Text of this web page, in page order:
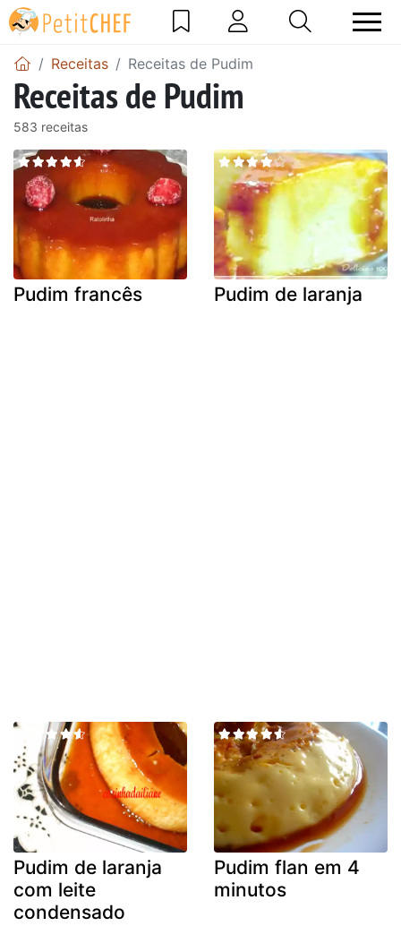
Receitas Receitas de Pudim
Receitas de Pudim
583 receitas
Pudim francês Pudim de laranja
Pudim de laranja
com leite
condensado
Pudim flan em 4
minutos